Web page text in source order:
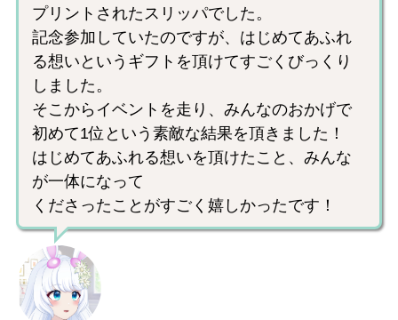
プリントされたスリッパでした。
記念参加していたのですが、はじめてあふれ
る想いというギフトを頂けてすごくびっくり
しました。
そこからイベントを走り、みんなのおかげで
初めて1位という素敵な結果を頂きました！
はじめてあふれる想いを頂けたこと、みんな
が一体になって
くださったことがすごく嬉しかったです！